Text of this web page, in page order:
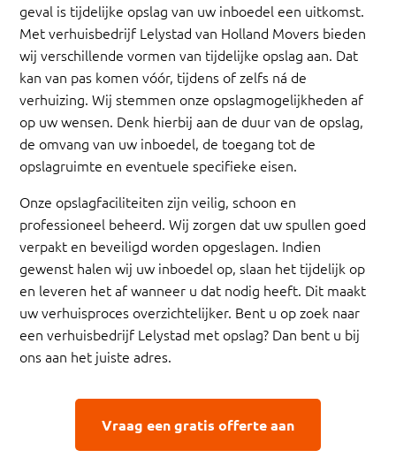
geval is tijdelijke opslag van uw inboedel een uitkomst.
Met verhuisbedrijf Lelystad van Holland Movers bieden
wij verschillende vormen van tijdelijke opslag aan. Dat
kan van pas komen vóór, tijdens of zelfs ná de
verhuizing. Wij stemmen onze opslagmogelijkheden af
op uw wensen. Denk hierbij aan de duur van de opslag,
de omvang van uw inboedel, de toegang tot de
opslagruimte en eventuele specifieke eisen.
Onze opslagfaciliteiten zijn veilig, schoon en
professioneel beheerd. Wij zorgen dat uw spullen goed
verpakt en beveiligd worden opgeslagen. Indien
gewenst halen wij uw inboedel op, slaan het tijdelijk op
en leveren het af wanneer u dat nodig heeft. Dit maakt
uw verhuisproces overzichtelijker. Bent u op zoek naar
een verhuisbedrijf Lelystad met opslag? Dan bent u bij
ons aan het juiste adres.
Vraag een gratis offerte aan